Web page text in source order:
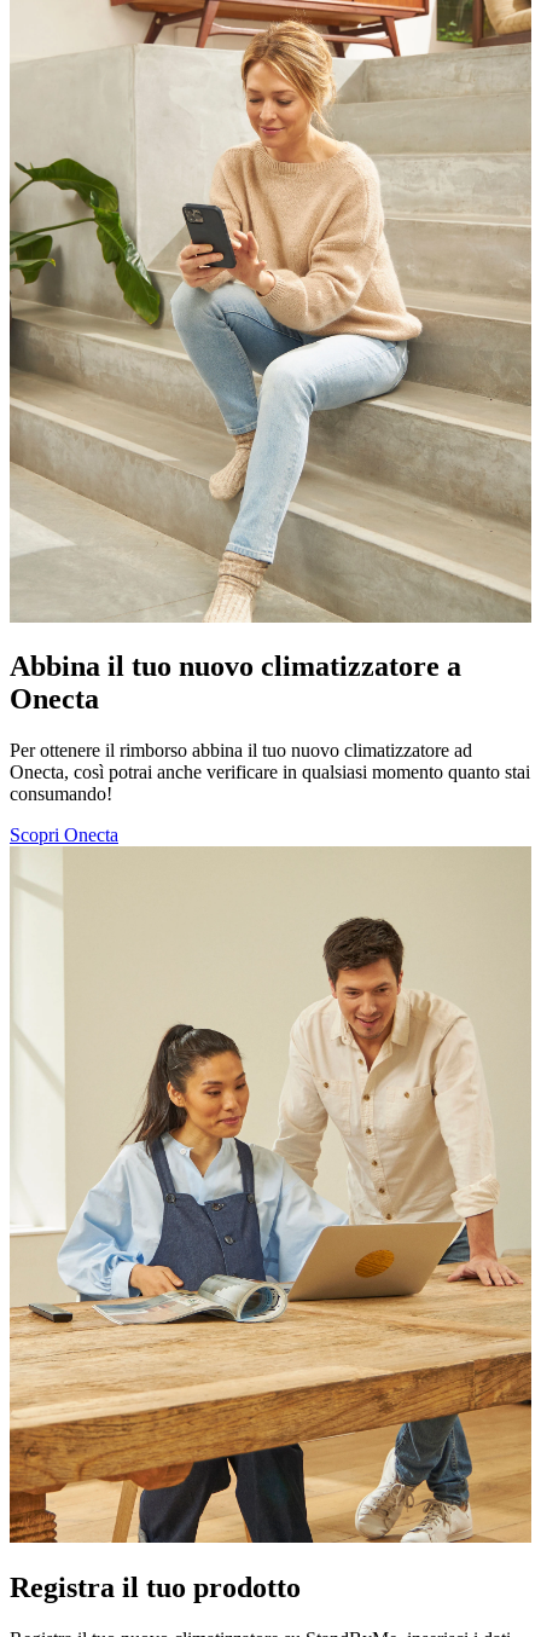
Abbina il tuo nuovo climatizzatore a
Onecta
Per ottenere il rimborso abbina il tuo nuovo climatizzatore ad
Onecta, così potrai anche verificare in qualsiasi momento quanto stai
consumando!
Scopri Onecta
Registra il tuo prodotto